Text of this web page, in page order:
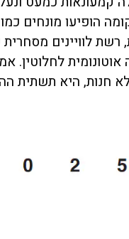
הופיעו מונחים
רשת לוויינים
חנות, היא תשתית